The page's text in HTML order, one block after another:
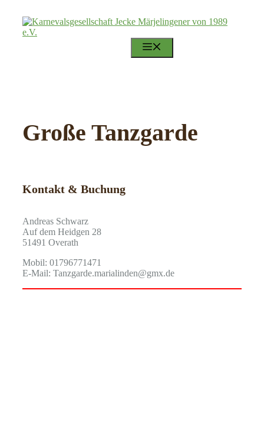
Inhalt
springen
Große Tanzgarde
Kontakt & Buchung
Andreas Schwarz
Auf dem Heidgen 28
51491 Overath
Mobil: 01796771471
E-Mail: Tanzgarde.marialinden@gmx.de